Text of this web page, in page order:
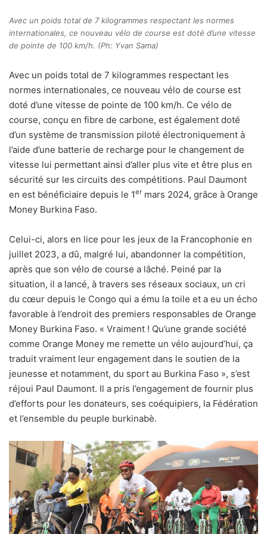
Avec un poids total de 7 kilogrammes respectant les normes
internationales, ce nouveau vélo de course est doté d’une vitesse
de pointe de 100 km/h. (Ph: Yvan Sama)
Avec un poids total de 7 kilogrammes respectant les
normes internationales, ce nouveau vélo de course est
doté d’une vitesse de pointe de 100 km/h. Ce vélo de
course, conçu en fibre de carbone, est également doté
d’un système de transmission piloté électroniquement à
l’aide d’une batterie de recharge pour le changement de
vitesse lui permettant ainsi d’aller plus vite et être plus en
sécurité sur les circuits des compétitions. Paul Daumont
en est bénéficiaire depuis le 1er mars 2024, grâce à Orange
Money Burkina Faso.
Celui-ci, alors en lice pour les jeux de la Francophonie en
juillet 2023, a dû, malgré lui, abandonner la compétition,
après que son vélo de course a lâché. Peiné par la
situation, il a lancé, à travers ses réseaux sociaux, un cri
du cœur depuis le Congo qui a ému la toile et a eu un écho
favorable à l’endroit des premiers responsables de Orange
Money Burkina Faso. « Vraiment ! Qu’une grande société
comme Orange Money me remette un vélo aujourd’hui, ça
traduit vraiment leur engagement dans le soutien de la
jeunesse et notamment, du sport au Burkina Faso », s’est
réjoui Paul Daumont. Il a pris l’engagement de fournir plus
d’efforts pour les donateurs, ses coéquipiers, la Fédération
et l’ensemble du peuple burkinabè.